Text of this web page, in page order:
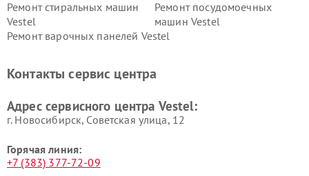
Ремонт стиральных машин
Vestel
Ремонт посудомоечных
машин Vestel
Ремонт варочных панелей Vestel
Контакты сервис центра
Адрес сервисного центра Vestel:
г. Новосибирск, Советская улица, 12
Горячая линия:
+7 (383) 377-72-09